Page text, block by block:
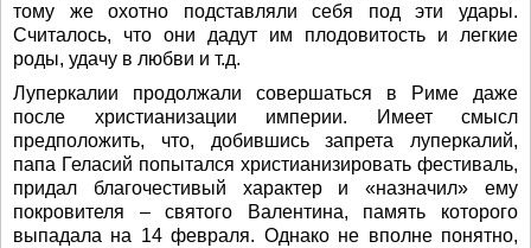
тому же охотно подставляли себя под эти удары.
Считалось, что они дадут им плодовитость и легкие
роды, удачу в любви и т.д.
Луперкалии продолжали совершаться в Риме даже
после христианизации империи. Имеет смысл
предположить, что, добившись запрета луперкалий,
папа Геласий попытался христианизировать фестиваль,
придал благочестивый характер и «назначил» ему
покровителя – святого Валентина, память которого
выпадала на 14 февраля. Однако не вполне понятно,